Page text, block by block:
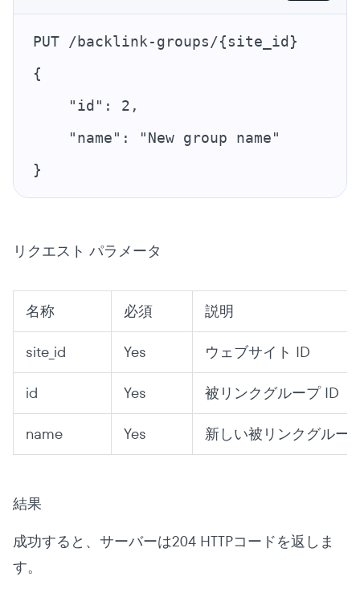
PUT /backlink-groups/{site_id}
{
    "id": 2,
    "name": "New group name"
}
リクエスト パラメータ
名称 必須 説明
site_id Yes ウェブサイト ID
id Yes 被リンクグループ ID
name Yes 新しい被リンクグルー
結果
成功すると、サーバーは204 HTTPコードを返しま
す。